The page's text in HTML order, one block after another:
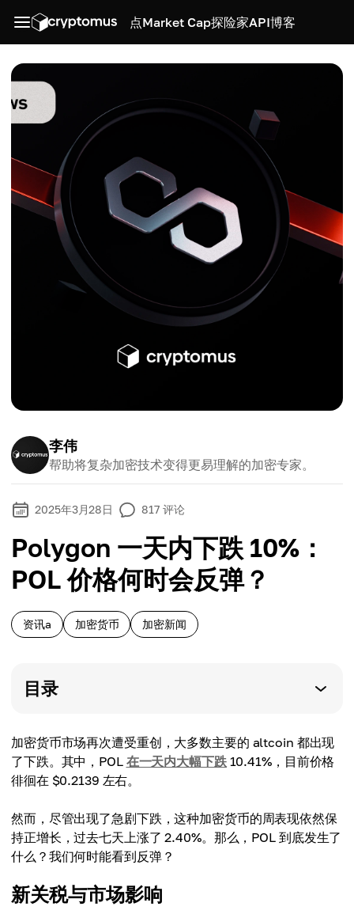
点Market Cap探险家API博客
李伟
帮助将复杂加密技术变得更易理解的加密专家。
2025年3月28日 817 评论
Polygon 一天内下跌 10%：
POL 价格何时会反弹？
资讯a 加密货币 加密新闻
目录
加密货币市场再次遭受重创，大多数主要的 altcoin 都出现
了下跌。其中，POL 在一天内大幅下跌10.41%，目前价格
徘徊在 $0.2139 左右。
然而，尽管出现了急剧下跌，这种加密货币的周表现依然保
持正增长，过去七天上涨了 2.40%。那么，POL 到底发生了
什么？我们何时能看到反弹？
新关税与市场影响